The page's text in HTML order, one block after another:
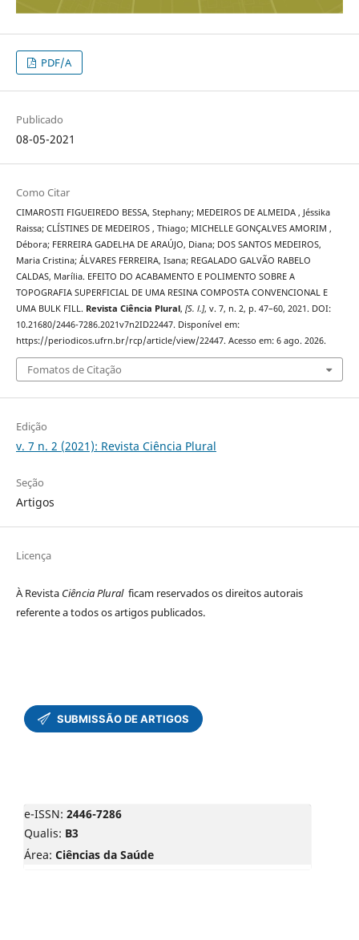
PDF/A
Publicado
08-05-2021
Como Citar
CIMAROSTI FIGUEIREDO BESSA, Stephany; MEDEIROS DE ALMEIDA , Jéssika
Raissa; CLÍSTINES DE MEDEIROS , Thiago; MICHELLE GONÇALVES AMORIM ,
Débora; FERREIRA GADELHA DE ARAÚJO, Diana; DOS SANTOS MEDEIROS,
Maria Cristina; ÁLVARES FERREIRA, Isana; REGALADO GALVÃO RABELO
CALDAS, Marília. EFEITO DO ACABAMENTO E POLIMENTO SOBRE A
TOPOGRAFIA SUPERFICIAL DE UMA RESINA COMPOSTA CONVENCIONAL E
UMA BULK FILL. Revista Ciência Plural, [S. l.], v. 7, n. 2, p. 47–60, 2021. DOI:
10.21680/2446-7286.2021v7n2ID22447. Disponível em:
https://periodicos.ufrn.br/rcp/article/view/22447. Acesso em: 6 ago. 2026.
Fomatos de Citação
Edição
v. 7 n. 2 (2021): Revista Ciência Plural
Seção
Artigos
Licença
À Revista Ciência Plural ficam reservados os direitos autorais
referente a todos os artigos publicados.
e-ISSN: 2446-7286
Qualis: B3
Área: Ciências da Saúde